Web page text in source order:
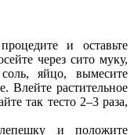
и оставьте
через сито муку,
яйцо, вымесите
Влейте растительное
так тесто 2–3 раза,
и положите